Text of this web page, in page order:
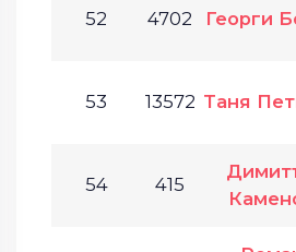
52 4702 Георги
53 13572 Таня
54 415